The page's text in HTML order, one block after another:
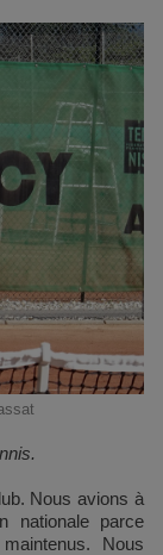
Nous avions à
nationale parce
Nous